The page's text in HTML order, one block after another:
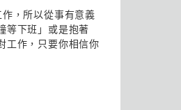
，所以從事有意義
等下班」或是抱著
工作，只要你相信你